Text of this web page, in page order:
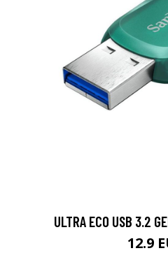
ULTRA ECO USB 3.2
12.9